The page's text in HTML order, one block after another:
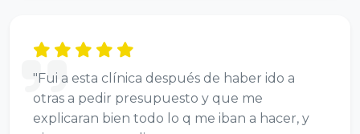
"Fui a esta clínica después de haber ido a
otras a pedir presupuesto y que me
explicaran bien todo lo q me iban a hacer, y